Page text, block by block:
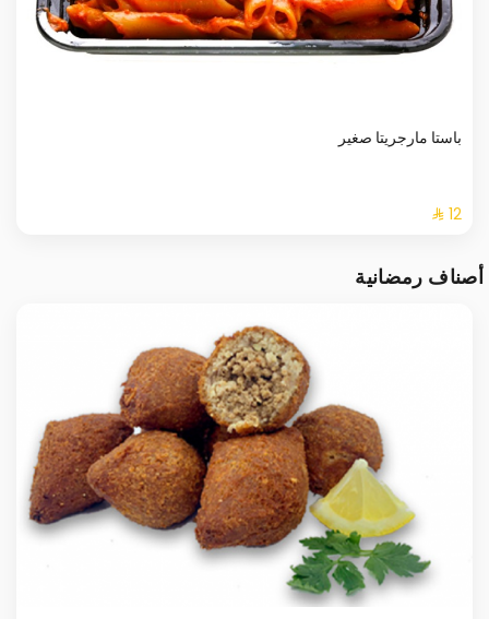
باستا مارجريتا صغير
أصناف رمضانية